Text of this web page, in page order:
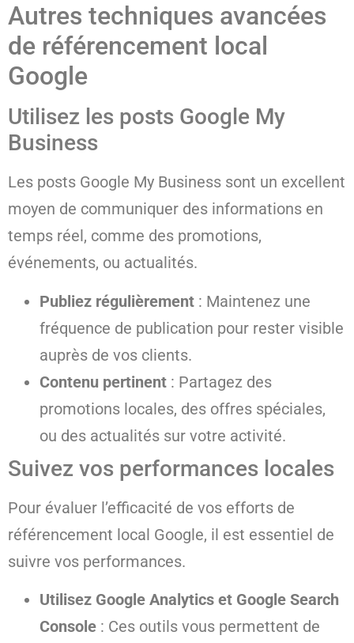
Autres techniques avancées
de référencement local
Google
Utilisez les posts Google My
Business
Les posts Google My Business sont un excellent
moyen de communiquer des informations en
temps réel, comme des promotions,
événements, ou actualités.
Publiez régulièrement : Maintenez une
fréquence de publication pour rester visible
auprès de vos clients.
Contenu pertinent : Partagez des
promotions locales, des offres spéciales,
ou des actualités sur votre activité.
Suivez vos performances locales
Pour évaluer l’efficacité de vos efforts de
référencement local Google, il est essentiel de
suivre vos performances.
Utilisez Google Analytics et Google Search
Console : Ces outils vous permettent de